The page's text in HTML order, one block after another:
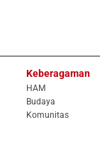
Keberagaman
HAM
Budaya
Komunitas